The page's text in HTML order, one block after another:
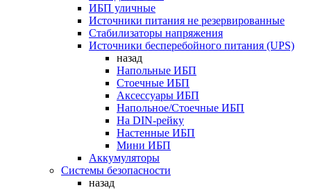
ИБП уличные
Источники питания не резервированные
Стабилизаторы напряжения
Источники бесперебойного питания (UPS)
назад
Напольные ИБП
Стоечные ИБП
Аксессуары ИБП
Напольное/Стоечные ИБП
На DIN-рейку
Настенные ИБП
Мини ИБП
Аккумуляторы
Системы безопасности
назад